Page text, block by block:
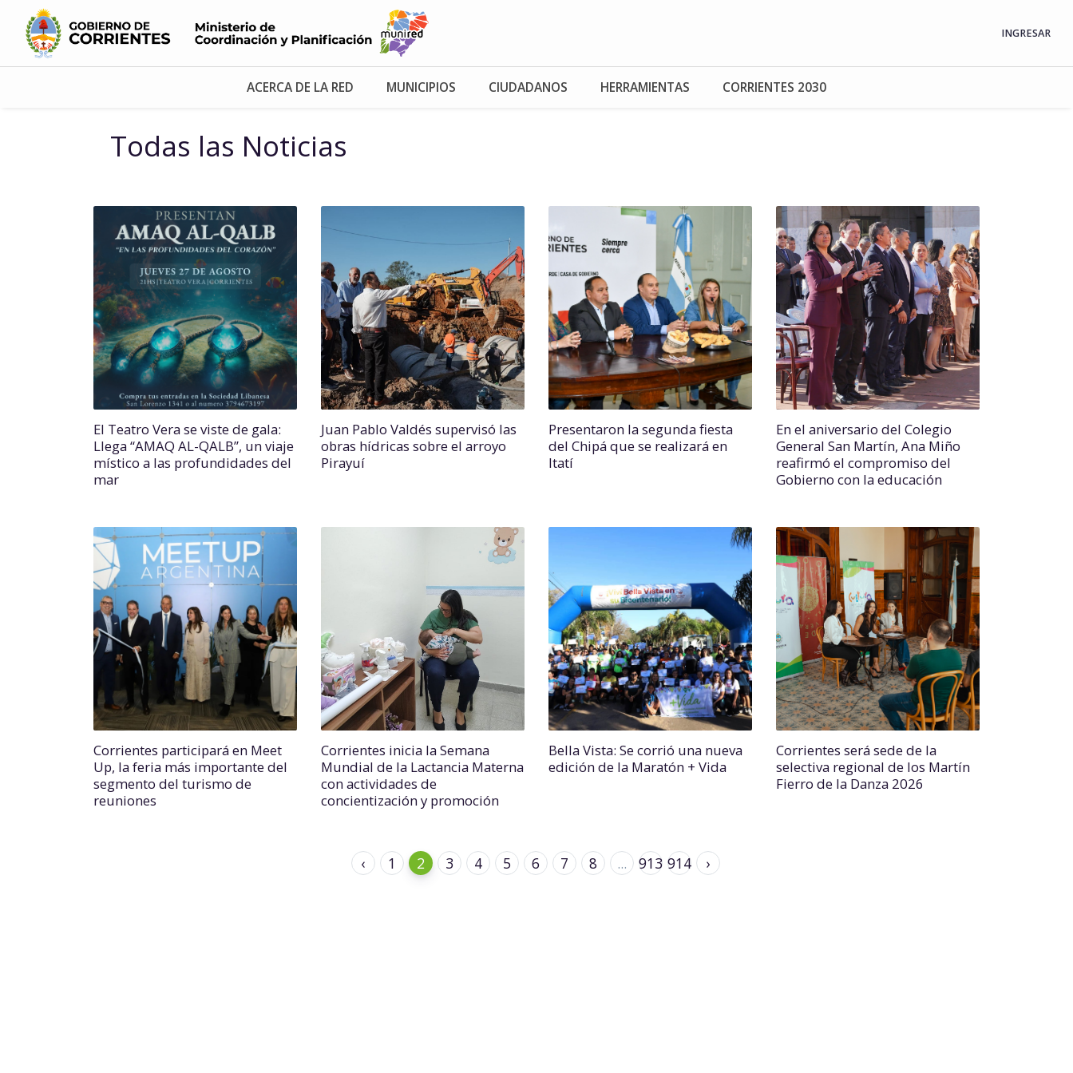
INGRESAR
ACERCA DE LA RED MUNICIPIOS CIUDADANOS HERRAMIENTAS CORRIENTES 2030
Todas las Noticias
El Teatro Vera se viste de gala:
Llega “AMAQ AL-QALB”, un viaje
místico a las profundidades del
mar
Juan Pablo Valdés supervisó las
obras hídricas sobre el arroyo
Pirayuí
Presentaron la segunda fiesta
del Chipá que se realizará en
Itatí
En el aniversario del Colegio
General San Martín, Ana Miño
reafirmó el compromiso del
Gobierno con la educación
Corrientes participará en Meet
Up, la feria más importante del
segmento del turismo de
reuniones
Corrientes inicia la Semana
Mundial de la Lactancia Materna
con actividades de
concientización y promoción
Bella Vista: Se corrió una nueva
edición de la Maratón + Vida
Corrientes será sede de la
selectiva regional de los Martín
Fierro de la Danza 2026
‹ 1 2 3 4 5 6 7 8 ... 913 914 ›